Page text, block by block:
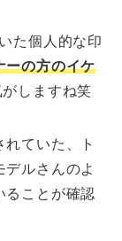
た個人的な印
ーの方のイケ
しますね笑
ていた、ト
ルさんのよ
ることが確認